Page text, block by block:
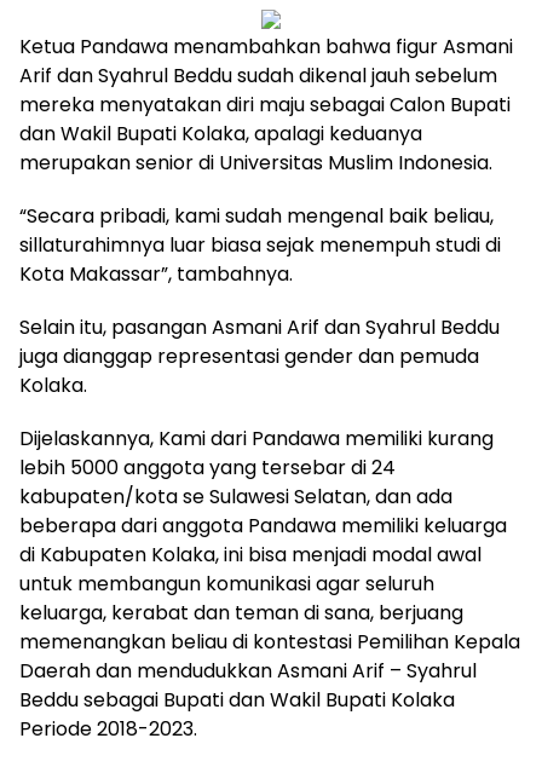
Ketua Pandawa menambahkan bahwa figur Asmani
Arif dan Syahrul Beddu sudah dikenal jauh sebelum
mereka menyatakan diri maju sebagai Calon Bupati
dan Wakil Bupati Kolaka, apalagi keduanya
merupakan senior di Universitas Muslim Indonesia.
“Secara pribadi, kami sudah mengenal baik beliau,
sillaturahimnya luar biasa sejak menempuh studi di
Kota Makassar”, tambahnya.
Selain itu, pasangan Asmani Arif dan Syahrul Beddu
juga dianggap representasi gender dan pemuda
Kolaka.
Dijelaskannya, Kami dari Pandawa memiliki kurang
lebih 5000 anggota yang tersebar di 24
kabupaten/kota se Sulawesi Selatan, dan ada
beberapa dari anggota Pandawa memiliki keluarga
di Kabupaten Kolaka, ini bisa menjadi modal awal
untuk membangun komunikasi agar seluruh
keluarga, kerabat dan teman di sana, berjuang
memenangkan beliau di kontestasi Pemilihan Kepala
Daerah dan mendudukkan Asmani Arif – Syahrul
Beddu sebagai Bupati dan Wakil Bupati Kolaka
Periode 2018-2023.